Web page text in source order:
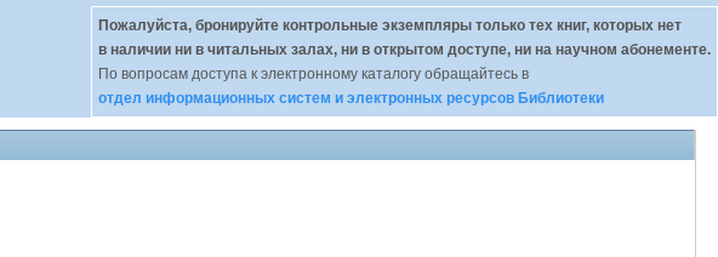
Пожалуйста, бронируйте контрольные экземпляры только тех книг, которых нет
в наличии ни в читальных залах, ни в открытом доступе, ни на научном абонементе.
По вопросам доступа к электронному каталогу обращайтесь в
отдел информационных систем и электронных ресурсов Библиотеки